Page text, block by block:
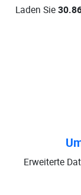
Laden Sie
Erweiterte